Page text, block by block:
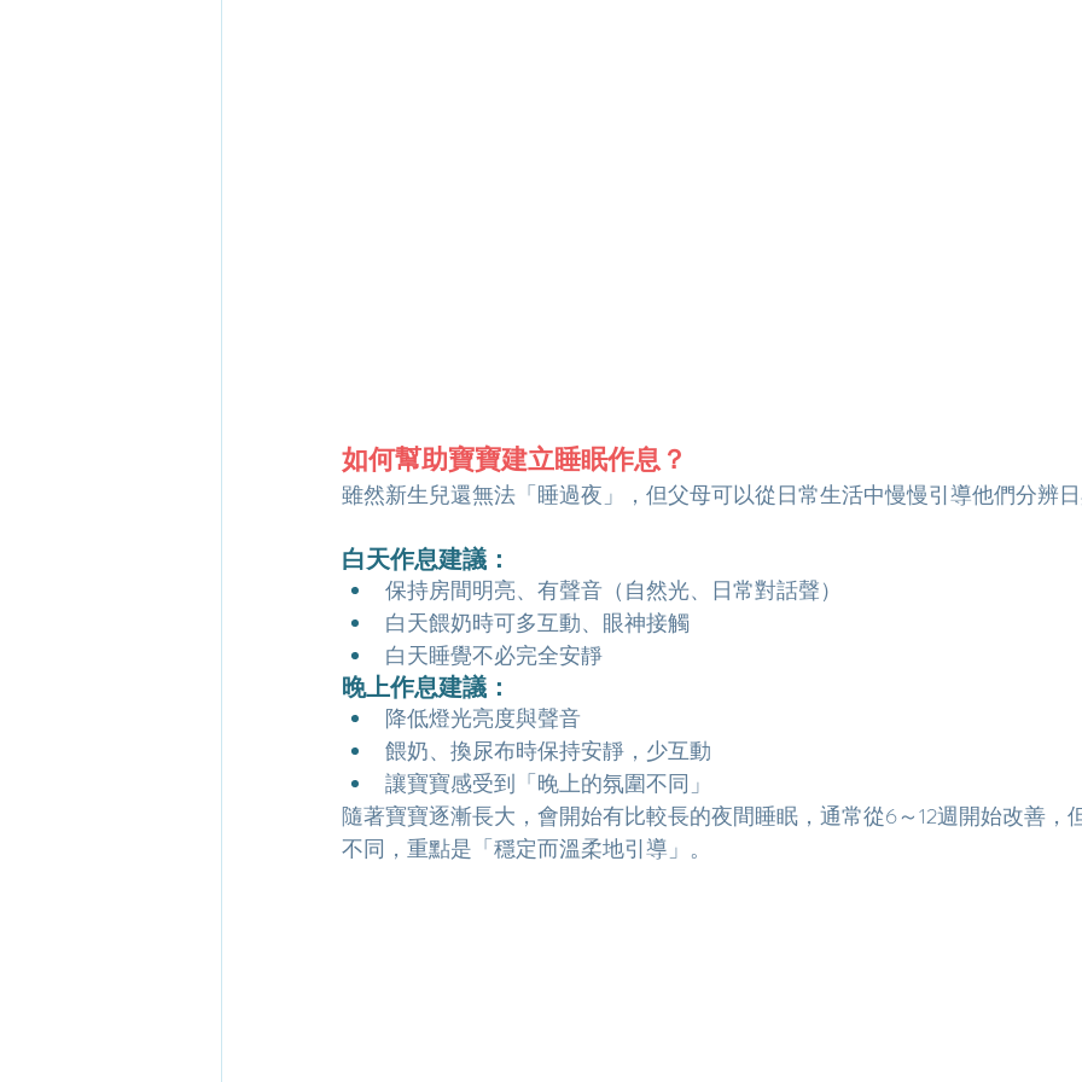
如何幫助寶寶建立睡眠作息？
雖然新生兒還無法「睡過夜」，但父母可以從日常生活中慢慢引導他們分辨
白天作息建議：
保持房間明亮、有聲音（自然光、日常對話聲）
白天餵奶時可多互動、眼神接觸
白天睡覺不必完全安靜
晚上作息建議：
降低燈光亮度與聲音
餵奶、換尿布時保持安靜，少互動
讓寶寶感受到「晚上的氛圍不同」
隨著寶寶逐漸長大，會開始有比較長的夜間睡眠，通常從6～12週開始改善，
不同，重點是「穩定而溫柔地引導」。